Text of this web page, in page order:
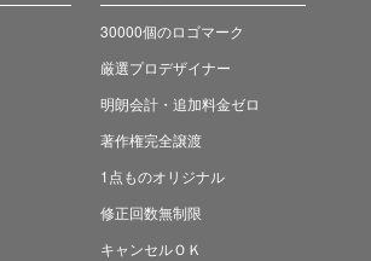
30000個のロゴマーク
厳選プロデザイナー
明朗会計・追加料金ゼロ
著作権完全譲渡
1点ものオリジナル
修正回数無制限
キャンセルＯＫ